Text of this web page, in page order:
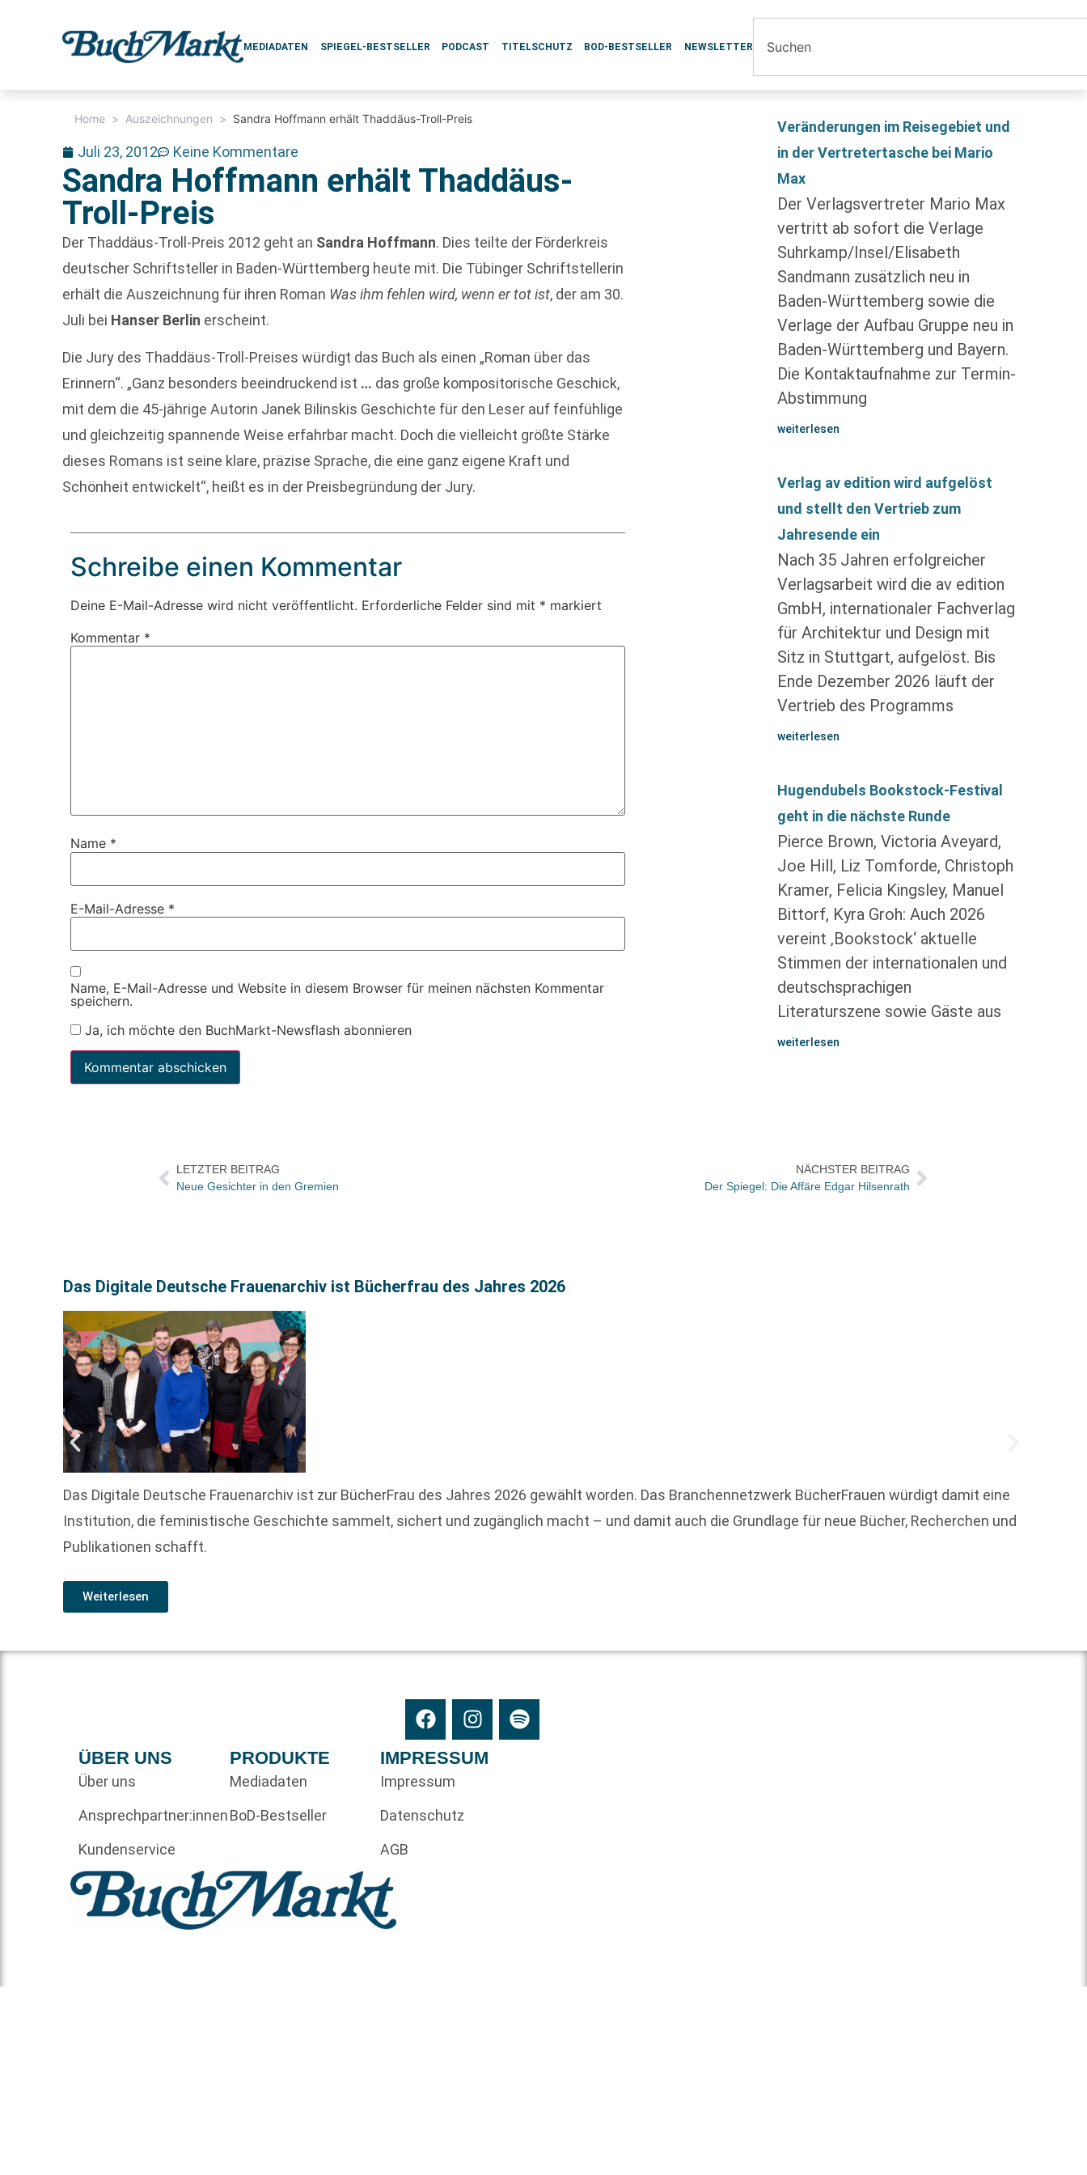
MEDIADATEN SPIEGEL-BESTSELLER PODCAST TITELSCHUTZ BOD-BESTSELLER NEWSLETTER
Home > Auszeichnungen > Sandra Hoffmann erhält Thaddäus-Troll-Preis
Juli 23, 2012 Keine Kommentare
Sandra Hoffmann erhält Thaddäus-
Troll-Preis
Der Thaddäus-Troll-Preis 2012 geht an Sandra Hoffmann. Dies teilte der Förderkreis
deutscher Schriftsteller in Baden-Württemberg heute mit. Die Tübinger Schriftstellerin
erhält die Auszeichnung für ihren Roman Was ihm fehlen wird, wenn er tot ist, der am 30.
Juli bei Hanser Berlin erscheint.
Die Jury des Thaddäus-Troll-Preises würdigt das Buch als einen „Roman über das
Erinnern“. „Ganz besonders beeindruckend ist … das große kompositorische Geschick,
mit dem die 45-jährige Autorin Janek Bilinskis Geschichte für den Leser auf feinfühlige
und gleichzeitig spannende Weise erfahrbar macht. Doch die vielleicht größte Stärke
dieses Romans ist seine klare, präzise Sprache, die eine ganz eigene Kraft und
Schönheit entwickelt“, heißt es in der Preisbegründung der Jury.
Schreibe einen Kommentar
Deine E-Mail-Adresse wird nicht veröffentlicht. Erforderliche Felder sind mit * markiert
Kommentar *
Name *
E-Mail-Adresse *
Name, E-Mail-Adresse und Website in diesem Browser für meinen nächsten Kommentar
speichern.
Ja, ich möchte den BuchMarkt-Newsflash abonnieren
Veränderungen im Reisegebiet und
in der Vertretertasche bei Mario
Max
Der Verlagsvertreter Mario Max
vertritt ab sofort die Verlage
Suhrkamp/Insel/Elisabeth
Sandmann zusätzlich neu in
Baden-Württemberg sowie die
Verlage der Aufbau Gruppe neu in
Baden-Württemberg und Bayern.
Die Kontaktaufnahme zur Termin-
Abstimmung
weiterlesen
Verlag av edition wird aufgelöst
und stellt den Vertrieb zum
Jahresende ein
Nach 35 Jahren erfolgreicher
Verlagsarbeit wird die av edition
GmbH, internationaler Fachverlag
für Architektur und Design mit
Sitz in Stuttgart, aufgelöst. Bis
Ende Dezember 2026 läuft der
Vertrieb des Programms
weiterlesen
Hugendubels Bookstock-Festival
geht in die nächste Runde
Pierce Brown, Victoria Aveyard,
Joe Hill, Liz Tomforde, Christoph
Kramer, Felicia Kingsley, Manuel
Bittorf, Kyra Groh: Auch 2026
vereint ‚Bookstock‘ aktuelle
Stimmen der internationalen und
deutschsprachigen
Literaturszene sowie Gäste aus
weiterlesen
LETZTER BEITRAG
Neue Gesichter in den Gremien
NÄCHSTER BEITRAG
Der Spiegel: Die Affäre Edgar Hilsenrath
Das Digitale Deutsche Frauenarchiv ist Bücherfrau des Jahres 2026
Das Digitale Deutsche Frauenarchiv ist zur BücherFrau des Jahres 2026 gewählt worden. Das Branchennetzwerk BücherFrauen würdigt damit eine
Institution, die feministische Geschichte sammelt, sichert und zugänglich macht – und damit auch die Grundlage für neue Bücher, Recherchen und
Publikationen schafft.
Weiterlesen
ÜBER UNS
Über uns
Ansprechpartner:innen
Kundenservice
PRODUKTE
Mediadaten
BoD-Bestseller
IMPRESSUM
Impressum
Datenschutz
AGB